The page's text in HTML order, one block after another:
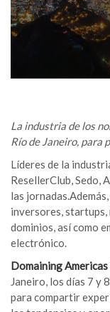
La industria de los
Río de Janeiro, para
Líderes de la
ResellerClub, Sedo,
las
inversores,
dominios, así como
electrónico.
Domaining
Janeiro, los días 7 y
para compartir